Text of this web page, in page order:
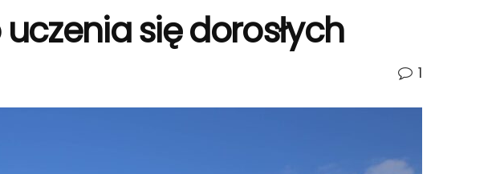
się dorosłych
1